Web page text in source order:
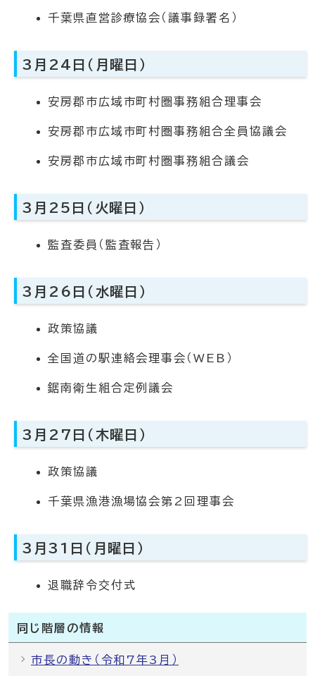
千葉県直営診療協会（議事録署名）
3月24日（月曜日）
安房郡市広域市町村圏事務組合理事会
安房郡市広域市町村圏事務組合全員協議会
安房郡市広域市町村圏事務組合議会
3月25日（火曜日）
監査委員（監査報告）
3月26日（水曜日）
政策協議
全国道の駅連絡会理事会（WEB）
鋸南衛生組合定例議会
3月27日（木曜日）
政策協議
千葉県漁港漁場協会第2回理事会
3月31日（月曜日）
退職辞令交付式
同じ階層の情報
市長の動き（令和7年3月）